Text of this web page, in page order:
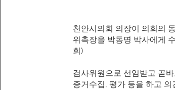
천안시의회 의장이 의회의
위촉장을 박동명 박사에게
회)
검사위원으로 선임받고 곧
증거수집, 평가 등을 하고